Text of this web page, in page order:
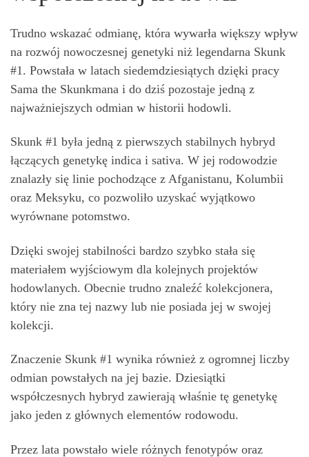
Trudno wskazać odmianę, która wywarła większy wpływ
na rozwój nowoczesnej genetyki niż legendarna Skunk
#1. Powstała w latach siedemdziesiątych dzięki pracy
Sama the Skunkmana i do dziś pozostaje jedną z
najważniejszych odmian w historii hodowli.
Skunk #1 była jedną z pierwszych stabilnych hybryd
łączących genetykę indica i sativa. W jej rodowodzie
znalazły się linie pochodzące z Afganistanu, Kolumbii
oraz Meksyku, co pozwoliło uzyskać wyjątkowo
wyrównane potomstwo.
Dzięki swojej stabilności bardzo szybko stała się
materiałem wyjściowym dla kolejnych projektów
hodowlanych. Obecnie trudno znaleźć kolekcjonera,
który nie zna tej nazwy lub nie posiada jej w swojej
kolekcji.
Znaczenie Skunk #1 wynika również z ogromnej liczby
odmian powstałych na jej bazie. Dziesiątki
współczesnych hybryd zawierają właśnie tę genetykę
jako jeden z głównych elementów rodowodu.
Przez lata powstało wiele różnych fenotypów oraz